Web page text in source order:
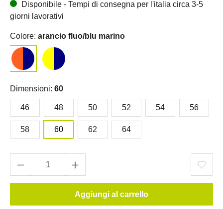
Disponibile - Tempi di consegna per l'italia circa 3-5
giorni lavorativi
Colore: arancio fluo/blu marino
Dimensioni: 60
46 48 50 52 54 56
58 60 62 64
Aggiungi al carrello